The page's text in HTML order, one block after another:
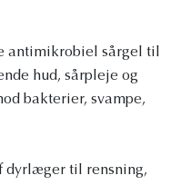
antimikrobiel sårgel til
hud, sårpleje og
bakterier, svampe,
dyrlæger til rensning,